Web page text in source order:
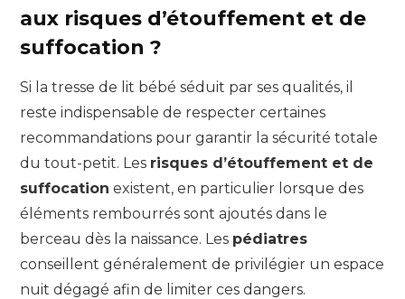
aux risques d’étouffement et de
suffocation ?
Si la tresse de lit bébé séduit par ses qualités, il
reste indispensable de respecter certaines
recommandations pour garantir la sécurité totale
du tout-petit. Les risques d’étouffement et de
suffocation existent, en particulier lorsque des
éléments rembourrés sont ajoutés dans le
berceau dès la naissance. Les pédiatres
conseillent généralement de privilégier un espace
nuit dégagé afin de limiter ces dangers.